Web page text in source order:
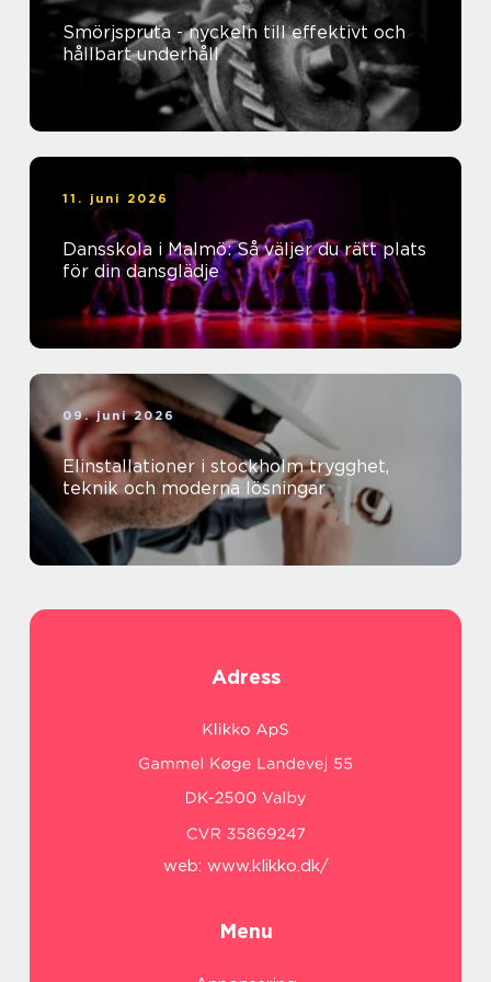
Smörjspruta - nyckeln till effektivt och
hållbart underhåll
11. juni 2026
Dansskola i Malmö: Så väljer du rätt plats
för din dansglädje
09. juni 2026
Elinstallationer i stockholm trygghet,
teknik och moderna lösningar
Adress
web: www.klikko.dk/
Menu